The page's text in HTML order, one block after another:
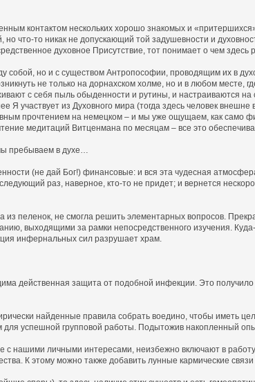
контактом нескольких хорошо знакомых и «притершихся»
что-то никак не допускающий той задушевности и
духовное Присутствие, тот понимает о чем здесь
собой, но и с существом Антропософии, проводящим их в
не только на дорнахском холме, но и в любом месте,
с себя пыль обыденности и рутины, и настраиваются на
участвует из Духовного мира (тогда здесь человек
прочтением на немецком – и мы уже ощущаем, как само
медитаций Витценмана по месяцам – все это
пребываем в духе…
(не дай Бог!) финансовые: и вся эта чудесная
раз, наверное, кто-то не придет; и вернется
пеленок, не смогла решить элементарных вопросов.
выходящими за рамки непосредственного изучения. Куда-
инфернальных сил разрушает храм.
действенная защита от подобной инфекции. Это получило
найденные правила собрать воедино, чтобы иметь
успешной групповой работы. Подытожив накопленный
нашими личными интересами, неизбежно включают в
К этому можно также добавить лунные кармические